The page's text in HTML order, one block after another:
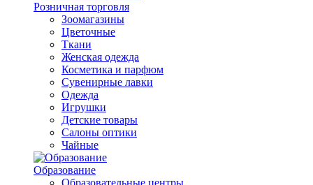
Розничная торговля
Зоомагазины
Цветочные
Ткани
Женская одежда
Косметика и парфюм
Сувенирные лавки
Одежда
Игрушки
Детские товары
Салоны оптики
Чайные
Образование
Образовательные центры